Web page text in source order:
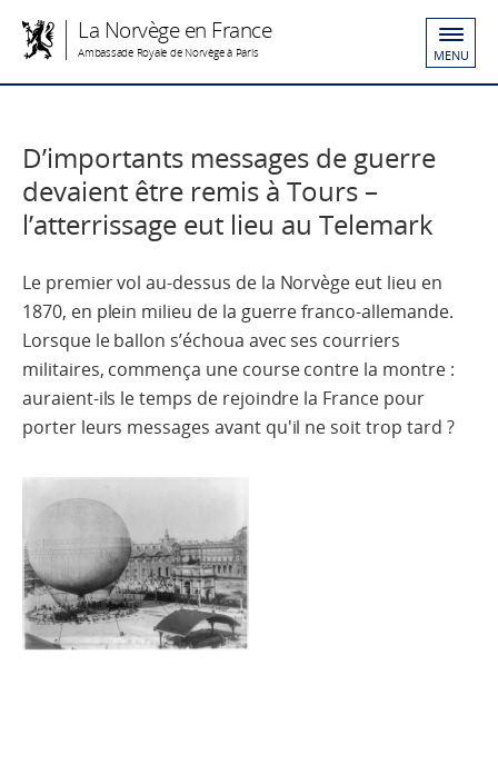
La Norvège en France
Ambassade Royale de Norvège à Paris MENU
D’importants messages de guerre
devaient être remis à Tours –
l’atterrissage eut lieu au Telemark
Le premier vol au-dessus de la Norvège eut lieu en
1870, en plein milieu de la guerre franco-allemande.
Lorsque le ballon s’échoua avec ses courriers
militaires, commença une course contre la montre :
auraient-ils le temps de rejoindre la France pour
porter leurs messages avant qu'il ne soit trop tard ?